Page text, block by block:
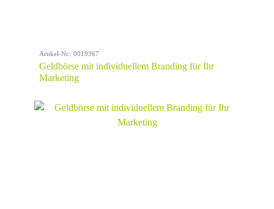
Artikel-Nr.: 0019367
Geldbörse mit individuellem Branding für Ihr
Marketing